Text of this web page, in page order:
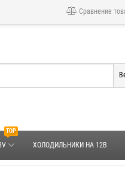
Сравнение
TOP
ХОЛОДИЛЬНИКИ НА 12В